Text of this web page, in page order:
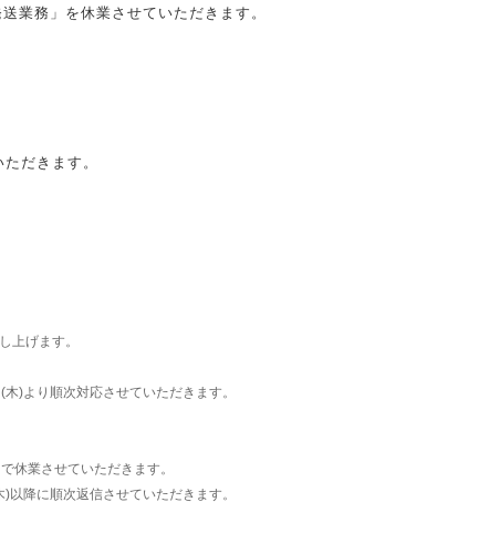
業務」を休業させていただきます。
だきます。
上げます。
)より順次対応させていただきます。
休業させていただきます。
降に順次返信させていただきます。